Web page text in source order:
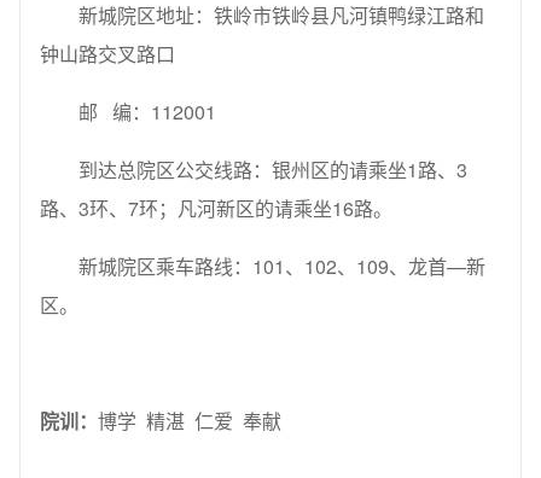
新城院区地址：铁岭市铁岭县凡河镇鸭绿江路和
钟山路交叉路口
邮 编：112001
到达总院区公交线路：银州区的请乘坐1路、3
路、3环、7环；凡河新区的请乘坐16路。
新城院区乘车路线：101、102、109、龙首—新
区。
院训： 博学 精湛 仁爱 奉献